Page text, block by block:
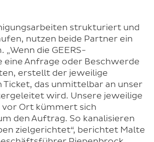
strukturiert und
nutzen beide Partner ein
die GEERS-
eine Anfrage oder Beschwerde
erstellt der jeweilige
das unmittelbar an unser
wird. Unsere jeweilige
vor Ort kümmert sich
den Auftrag. So kanalisieren
zielgerichtet“, berichtet Malte